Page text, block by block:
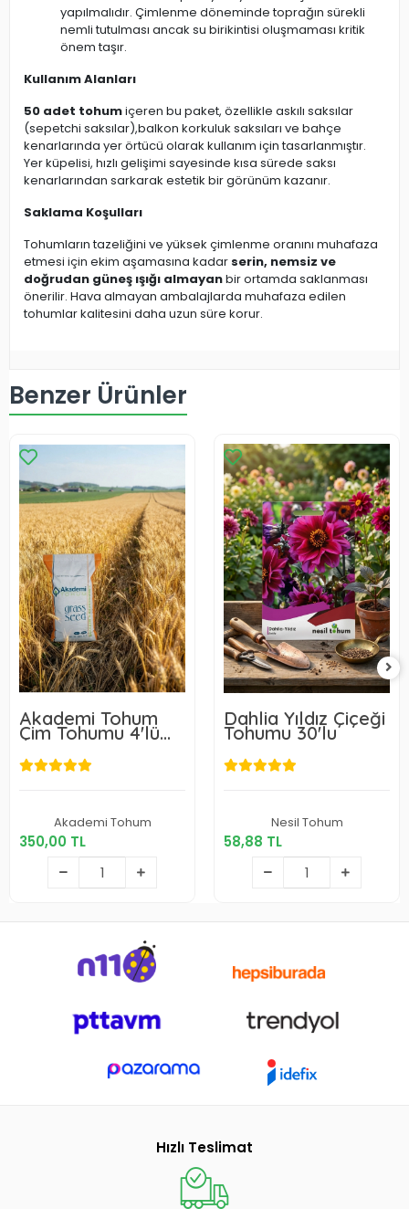
yapılmalıdır. Çimlenme döneminde toprağın sürekli
nemli tutulması ancak su birikintisi oluşmaması kritik
önem taşır.
Kullanım Alanları
50 adet tohumiçeren bu paket, özellikle askılı saksılar
(sepetchi saksılar),balkon korkuluk saksıları ve bahçe
kenarlarında yer örtücü olarak kullanım için tasarlanmıştır.
Yer küpelisi, hızlı gelişimi sayesinde kısa sürede saksı
kenarlarından sarkarak estetik bir görünüm kazanır.
Saklama Koşulları
Tohumların tazeliğini ve yüksek çimlenme oranını muhafaza
etmesi için ekim aşamasına kadar serin, nemsiz ve
doğrudan güneş ışığı almayanbir ortamda saklanması
önerilir. Hava almayan ambalajlarda muhafaza edilen
tohumlar kalitesini daha uzun süre korur.
Benzer Ürünler
Akademi Tohum
Çim Tohumu 4'lü
Karışım 1 Kg
Akademi Tohum
350,00 TL
350,00 TL
Sepete Ekle
Dahlia Yıldız Çiçeği
Tohumu 30'lu
Nesil Tohum
58,88 TL
58,88 TL
Sepete Ekle
Hızlı Teslimat